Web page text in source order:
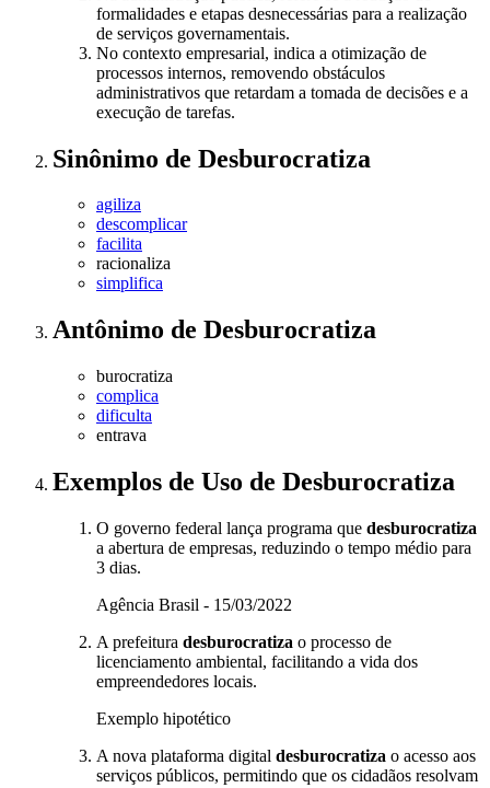
formalidades e etapas desnecessárias para a realização
de serviços governamentais.
No contexto empresarial, indica a otimização de
processos internos, removendo obstáculos
administrativos que retardam a tomada de decisões e a
execução de tarefas.
Sinônimo de Desburocratiza
agiliza
descomplicar
facilita
racionaliza
simplifica
Antônimo de Desburocratiza
burocratiza
complica
dificulta
entrava
Exemplos de Uso de Desburocratiza
O governo federal lança programa que desburocratiza
a abertura de empresas, reduzindo o tempo médio para
3 dias.
Agência Brasil - 15/03/2022
A prefeitura desburocratiza o processo de
licenciamento ambiental, facilitando a vida dos
empreendedores locais.
Exemplo hipotético
A nova plataforma digital desburocratiza o acesso aos
serviços públicos, permitindo que os cidadãos resolvam